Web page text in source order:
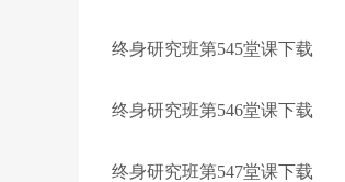
终身研究班第545堂课下载
终身研究班第546堂课下载
终身研究班第547堂课下载